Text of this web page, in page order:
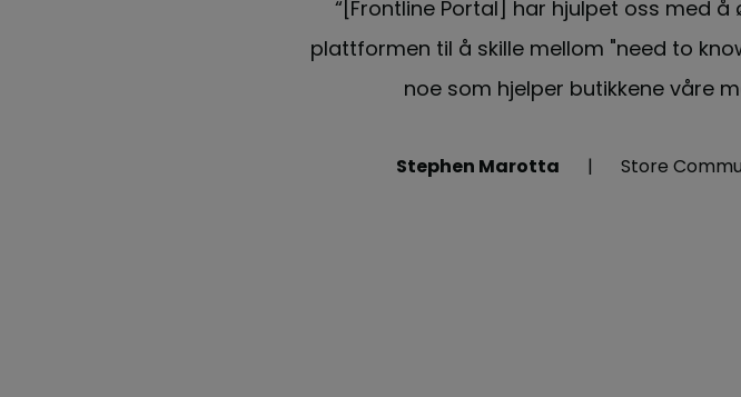
“[Frontline Portal] har hjulpet oss med
plattformen til å skille mellom "need to
noe som hjelper butikkene våre
Stephen Marotta Store